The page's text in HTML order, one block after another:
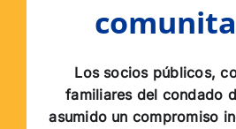
Los socios públicos,
familiares del condado
asumido un compromiso